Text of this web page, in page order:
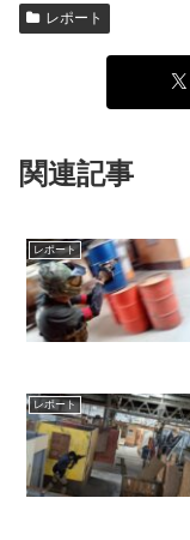
レポート
関連記事
レポート
レポート